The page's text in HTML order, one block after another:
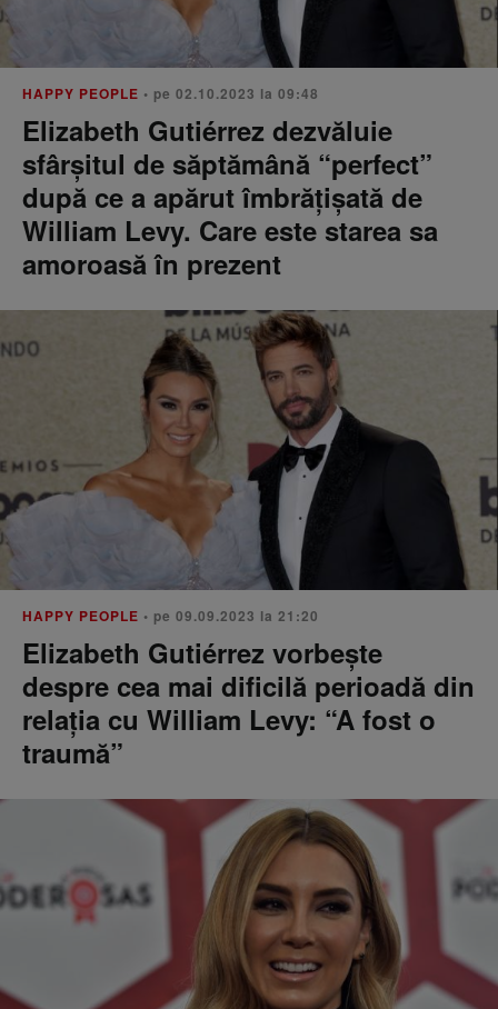
HAPPY PEOPLE • pe 02.10.2023 la 09:48
Elizabeth Gutiérrez dezvăluie
sfârșitul de săptămână “perfect”
după ce a apărut îmbrățișată de
William Levy. Care este starea sa
amoroasă în prezent
HAPPY PEOPLE • pe 09.09.2023 la 21:20
Elizabeth Gutiérrez vorbește
despre cea mai dificilă perioadă din
relația cu William Levy: “A fost o
traumă”